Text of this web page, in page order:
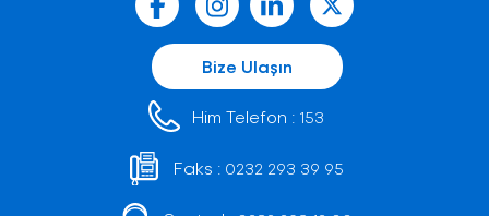
Bize Ulaşın
Him Telefon : 153
Faks : 0232 293 39 95